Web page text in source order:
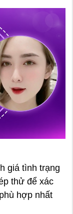
giá tình trạng
thử để xác
hợp nhất